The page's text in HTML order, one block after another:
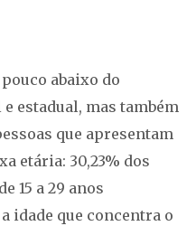
abaixo do
estadual, mas também
que apresentam
etária: 30,23% dos
15 a 29 anos
idade que concentra o